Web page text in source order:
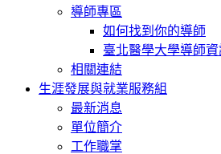
導師專區
如何找到你的導師
臺北醫學大學導師
相關連結
生涯發展與就業服務組
最新消息
單位簡介
工作職掌